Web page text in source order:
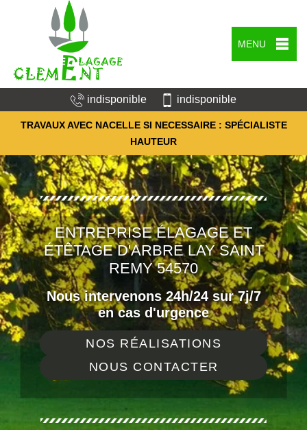
MENU
indisponible indisponible
TRAVAUX AVEC NACELLE SI NECESSAIRE : SPÉCIALISTE
HAUTEUR
ENTREPRISE ÉLAGAGE ET
ÉTÊTAGE D'ARBRE LAY SAINT
REMY 54570
Nous intervenons 24h/24 sur 7j/7
en cas d'urgence
NOS RÉALISATIONS
NOUS CONTACTER